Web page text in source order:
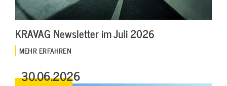
KRAVAG Newsletter im Juli 2026
MEHR ERFAHREN
30.06.2026